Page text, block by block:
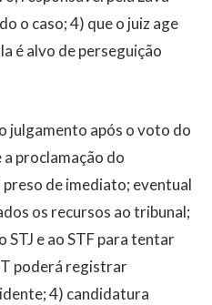
o caso; 4) que o juiz age
é alvo de perseguição
julgamento após o voto do
proclamação do
de imediato; eventual
os recursos ao tribunal;
e ao STF para tentar
poderá registrar
4) candidatura